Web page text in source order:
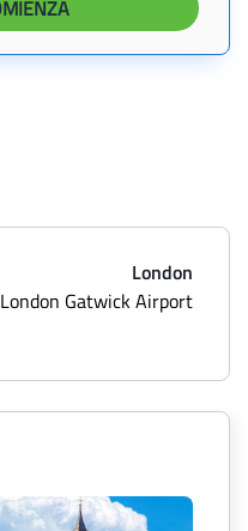
London
Gatwick Airport